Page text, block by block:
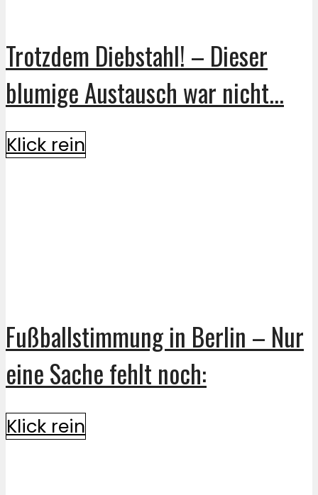
Trotzdem Diebstahl! – Dieser
blumige Austausch war nicht...
Klick rein
Fußballstimmung in Berlin – Nur
eine Sache fehlt noch:
Klick rein